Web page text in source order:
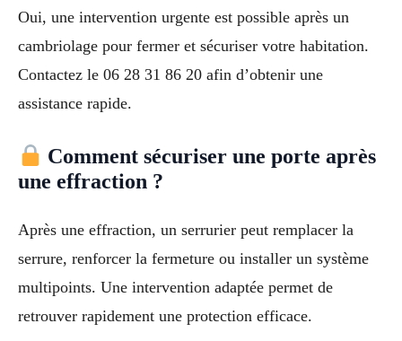
Oui, une intervention urgente est possible après un
cambriolage pour fermer et sécuriser votre habitation.
Contactez le 06 28 31 86 20 afin d’obtenir une
assistance rapide.
Comment sécuriser une porte après
une effraction ?
Après une effraction, un serrurier peut remplacer la
serrure, renforcer la fermeture ou installer un système
multipoints. Une intervention adaptée permet de
retrouver rapidement une protection efficace.